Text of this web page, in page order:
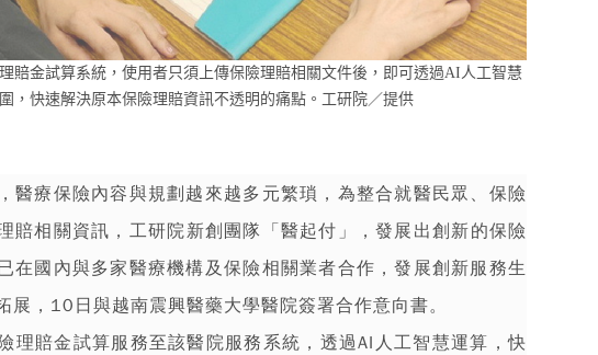
賠金試算系統，使用者只須上傳保險理賠相關文件後，即可透過AI人工智慧
，快速解決原本保險理賠資訊不透明的痛點。工研院／提供
醫療保險內容與規劃越來越多元繁瑣，為整合就醫民眾、保險
賠相關資訊， 工研院新創團隊「醫起付」，發展出創新的保險
在國內與多家醫療機構及保險相關業者合作，發展創新服務生
展，10日與越南震興醫藥大學醫院簽署合作意向書。
理賠金試算服務至該醫院服務系統，透過AI人工智慧運算，快